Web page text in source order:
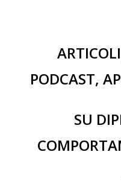
PODCAST,
SU